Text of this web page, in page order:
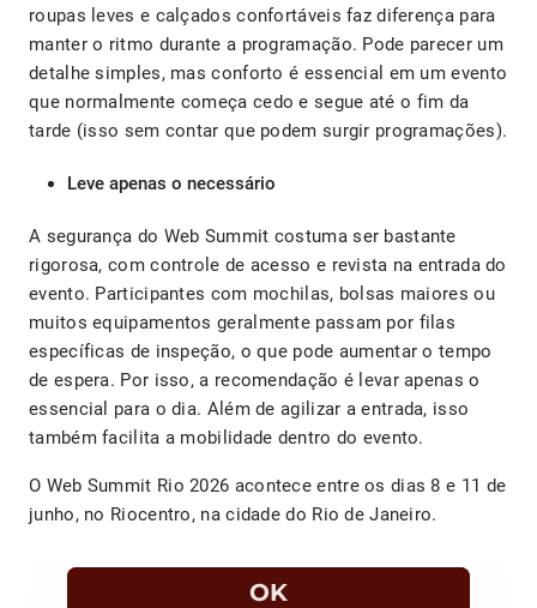
roupas leves e calçados confortáveis faz diferença para
manter o ritmo durante a programação. Pode parecer um
detalhe simples, mas conforto é essencial em um evento
que normalmente começa cedo e segue até o fim da
tarde (isso sem contar que podem surgir programações).
Leve apenas o necessário
A segurança do Web Summit costuma ser bastante
rigorosa, com controle de acesso e revista na entrada do
evento. Participantes com mochilas, bolsas maiores ou
muitos equipamentos geralmente passam por filas
específicas de inspeção, o que pode aumentar o tempo
de espera. Por isso, a recomendação é levar apenas o
essencial para o dia. Além de agilizar a entrada, isso
também facilita a mobilidade dentro do evento.
O Web Summit Rio 2026 acontece entre os dias 8 e 11 de
junho, no Riocentro, na cidade do Rio de Janeiro.